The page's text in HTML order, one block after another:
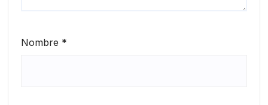
Nombre *